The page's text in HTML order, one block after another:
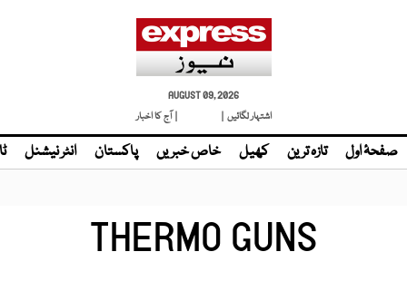
AUGUST 09, 2026
اشتہار لگائیں |
| آج کا اخبار
صفحۂ اول تازہ ترین کھیل خاص خبریں پاکستان انٹر نیشنل
THERMO GUNS